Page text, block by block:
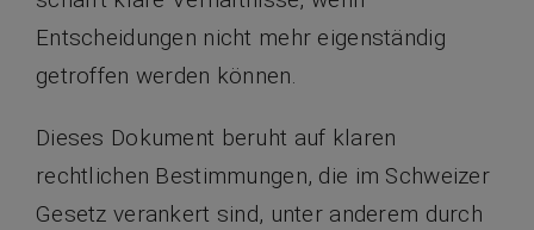
Entscheidungen nicht mehr eigenständig
getroffen werden können.
Dieses Dokument beruht auf klaren
rechtlichen Bestimmungen, die im Schweizer
Gesetz verankert sind, unter anderem durch